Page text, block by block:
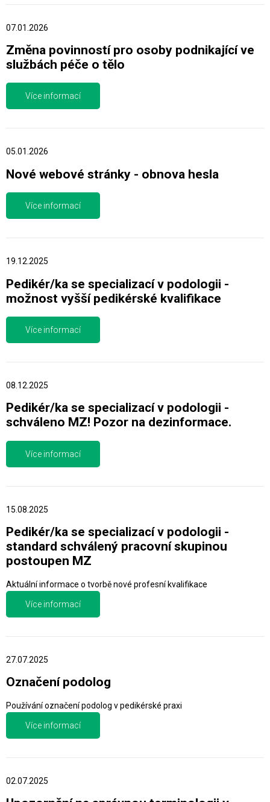
07.01.2026
Změna povinností pro osoby podnikající ve
službách péče o tělo
Více informací
05.01.2026
Nové webové stránky - obnova hesla
Více informací
19.12.2025
Pedikér/ka se specializací v podologii -
možnost vyšší pedikérské kvalifikace
Více informací
08.12.2025
Pedikér/ka se specializací v podologii -
schváleno MZ! Pozor na dezinformace.
Více informací
15.08.2025
Pedikér/ka se specializací v podologii -
standard schválený pracovní skupinou
postoupen MZ
Aktuální informace o tvorbě nové profesní kvalifikace
Více informací
27.07.2025
Označení podolog
Používání označení podolog v pedikérské praxi
Více informací
02.07.2025